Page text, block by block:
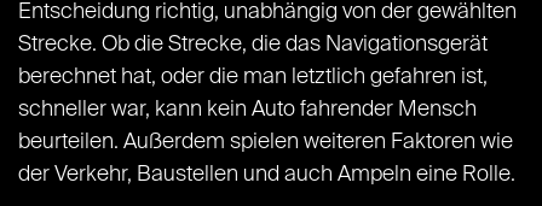
Entscheidung richtig, unabhängig von der gewählten
Strecke. Ob die Strecke, die das Navigationsgerät
berechnet hat, oder die man letztlich gefahren ist,
schneller war, kann kein Auto fahrender Mensch
beurteilen. Außerdem spielen weiteren Faktoren wie
der Verkehr, Baustellen und auch Ampeln eine Rolle.